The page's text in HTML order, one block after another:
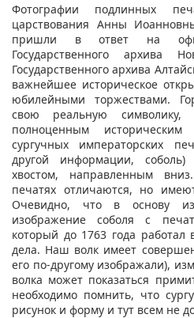
Фотографии подлинных
царствования Анны
пришли в ответ на
Государственного архива
Государственного архива
важнейшее историческое
юбилейными торжествами.
свою реальную
полноценным
сургучных императорских
другой информации,
хвостом, направленным
печатях отличаются, но
Очевидно, что в основу
изображение соболя с
который до 1763 года
дела. Наш волк имеет
его по-другому изображали),
волка может показаться
необходимо помнить, что
рисунок и форму и тут всем не